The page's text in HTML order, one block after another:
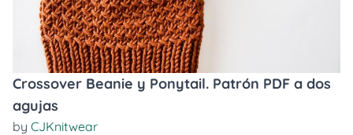
Crossover Beanie y Ponytail. Patrón PDF a dos
agujas
by CJKnitwear